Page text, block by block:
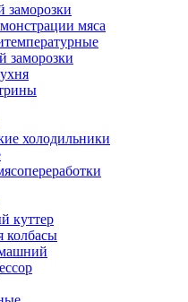
мяса
заморозки
холодильники
куттер
колбасы